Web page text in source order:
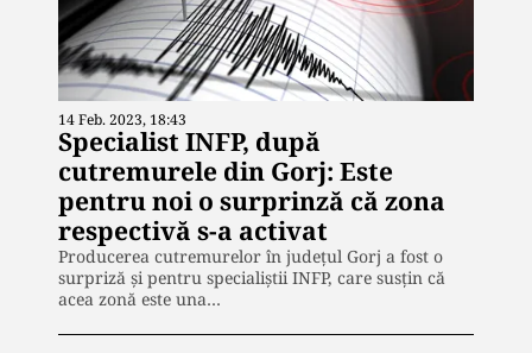
14 Feb. 2023, 18:43
Specialist INFP, după
cutremurele din Gorj: Este
pentru noi o surprinză că zona
respectivă s-a activat
Producerea cutremurelor în judeţul Gorj a fost o
surpriză și pentru specialiștii INFP, care susțin că
acea zonă este una…